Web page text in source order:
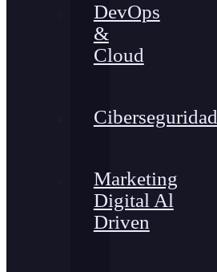
DevOps
&
Cloud
Ciberseguridad
Marketing
Digital Al
Driven